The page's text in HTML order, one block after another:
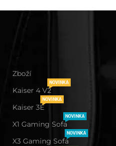
Zboží
Kaiser 4 V2
NOVINKA
Kaiser 3E
NOVINKA
X1 Gaming Sofa
NOVINKA
X3 Gaming Sofa
NOVINKA